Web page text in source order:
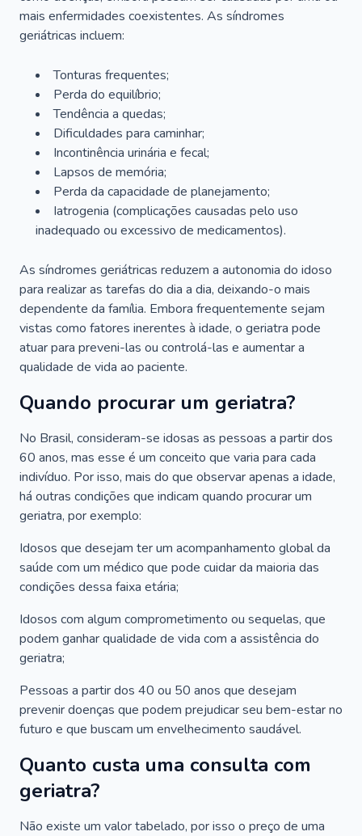
mais enfermidades coexistentes. As síndromes
geriátricas incluem:
Tonturas frequentes;
Perda do equilíbrio;
Tendência a quedas;
Dificuldades para caminhar;
Incontinência urinária e fecal;
Lapsos de memória;
Perda da capacidade de planejamento;
Iatrogenia (complicações causadas pelo uso
inadequado ou excessivo de medicamentos).
As síndromes geriátricas reduzem a autonomia do idoso
para realizar as tarefas do dia a dia, deixando-o mais
dependente da família. Embora frequentemente sejam
vistas como fatores inerentes à idade, o geriatra pode
atuar para preveni-las ou controlá-las e aumentar a
qualidade de vida ao paciente.
Quando procurar um geriatra?
No Brasil, consideram-se idosas as pessoas a partir dos
60 anos, mas esse é um conceito que varia para cada
indivíduo. Por isso, mais do que observar apenas a idade,
há outras condições que indicam quando procurar um
geriatra, por exemplo:
Idosos que desejam ter um acompanhamento global da
saúde com um médico que pode cuidar da maioria das
condições dessa faixa etária;
Idosos com algum comprometimento ou sequelas, que
podem ganhar qualidade de vida com a assistência do
geriatra;
Pessoas a partir dos 40 ou 50 anos que desejam
prevenir doenças que podem prejudicar seu bem-estar no
futuro e que buscam um envelhecimento saudável.
Quanto custa uma consulta com
geriatra?
Não existe um valor tabelado, por isso o preço de uma